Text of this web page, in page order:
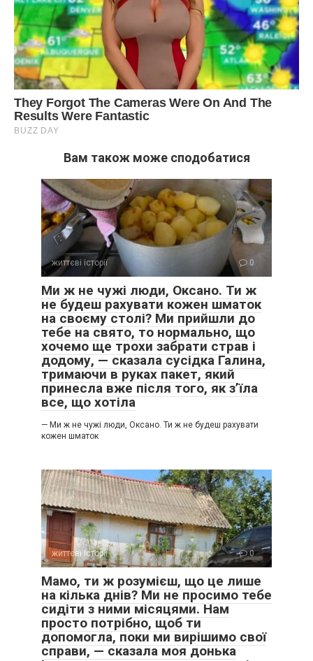
Вам також може сподобатися
життєві історії 0
Ми ж не чужі люди, Оксано. Ти ж
не будеш рахувати кожен шматок
на своєму столі? Ми прийшли до
тебе на свято, то нормально, що
хочемо ще трохи забрати страв і
додому, — сказала сусідка Галина,
тримаючи в руках пакет, який
принесла вже після того, як з’їла
все, що хотіла
— Ми ж не чужі люди, Оксано. Ти ж не будеш рахувати
кожен шматок
життєві історії 0
Мамо, ти ж розумієш, що це лише
на кілька днів? Ми не просимо тебе
сидіти з ними місяцями. Нам
просто потрібно, щоб ти
допомогла, поки ми вирішимо свої
справи, — сказала моя донька